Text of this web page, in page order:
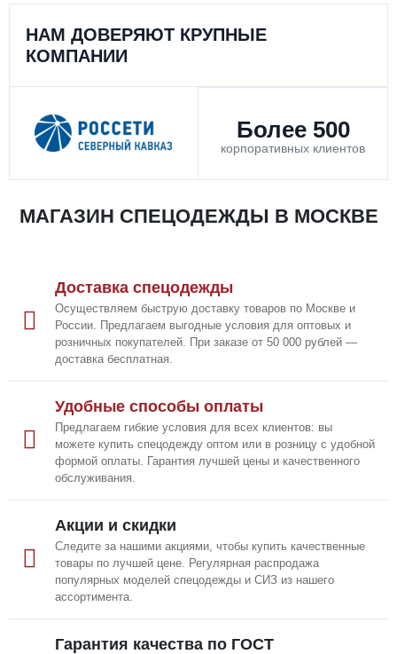
НАМ ДОВЕРЯЮТ КРУПНЫЕ
КОМПАНИИ
Более 500
корпоративных клиентов
МАГАЗИН СПЕЦОДЕЖДЫ В МОСКВЕ
Доставка спецодежды
Осуществляем быструю доставку товаров по Москве и
России. Предлагаем выгодные условия для оптовых и
розничных покупателей. При заказе от 50 000 рублей —
доставка бесплатная.
Удобные способы оплаты
Предлагаем гибкие условия для всех клиентов: вы
можете купить спецодежду оптом или в розницу с удобной
формой оплаты. Гарантия лучшей цены и качественного
обслуживания.
Акции и скидки
Следите за нашими акциями, чтобы купить качественные
товары по лучшей цене. Регулярная распродажа
популярных моделей спецодежды и СИЗ из нашего
ассортимента.
Гарантия качества по ГОСТ